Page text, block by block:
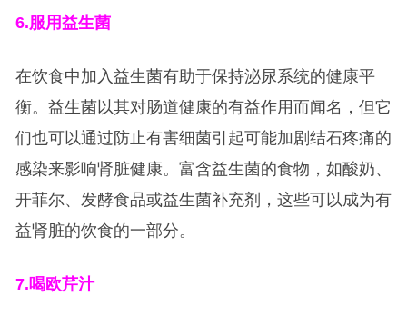
6.服用益生菌
在饮食中加入益生菌有助于保持泌尿系统的健康平
衡。益生菌以其对肠道健康的有益作用而闻名，但它
们也可以通过防止有害细菌引起可能加剧结石疼痛的
感染来影响肾脏健康。富含益生菌的食物，如酸奶、
开菲尔、发酵食品或益生菌补充剂，这些可以成为有
益肾脏的饮食的一部分。
7.喝欧芹汁